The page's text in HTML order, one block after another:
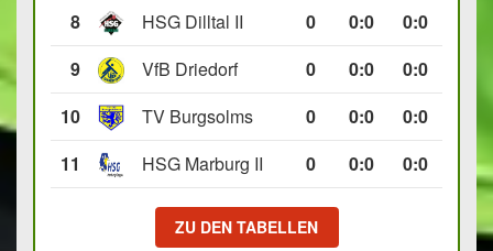
8
HSG Dilltal II 0 0:0
0:0
9
VfB Driedorf 0 0:0
0:0
10
TV Burgsolms 0 0:0
0:0
11
HSG Marburg II 0 0:0 0:0
ZU DEN TABELLEN